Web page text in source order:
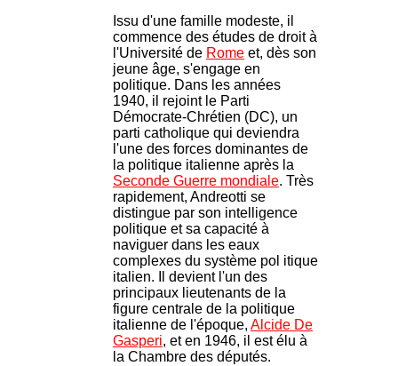
Issu d'une famille modeste, il
commence des études de droit à
l'Université de Rome et, dès son
jeune âge, s'engage en
politique. Dans les années
1940, il rejoint le Parti
Démocrate-Chrétien (DC), un
parti catholique qui deviendra
l'une des forces dominantes de
la politique italienne après la
Seconde Guerre mondiale. Très
rapidement, Andreotti se
distingue par son intelligence
politique et sa capacité à
naviguer dans les eaux
complexes du système pol itique
italien. Il devient l'un des
principaux lieutenants de la
figure centrale de la politique
italienne de l'époque, Alcide De
Gasperi, et en 1946, il est élu à
la Chambre des députés.